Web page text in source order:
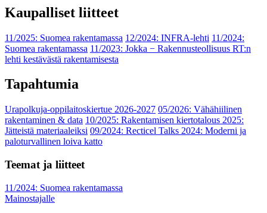
Kaupalliset liitteet
11/2025: Suomea rakentamassa 12/2024: INFRA-lehti 11/2024:
Suomea rakentamassa 11/2023: Jokka − Rakennusteollisuus RT:n
lehti kestävästä rakentamisesta
Tapahtumia
Urapolkuja-oppilaitoskiertue 2026-2027 05/2026: Vähähiilinen
rakentaminen & data 10/2025: Rakentamisen kiertotalous 2025:
Jätteistä materiaaleiksi 09/2024: Recticel Talks 2024: Moderni ja
paloturvallinen loiva katto
Teemat ja liitteet
11/2024: Suomea rakentamassa
Mainostajalle